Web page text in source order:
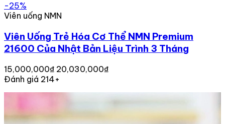
-25%
Viên uống NMN
Viên Uống Trẻ Hóa Cơ Thể NMN Premium
21600 Của Nhật Bản Liệu Trình 3 Tháng
15,000,000₫ 20,030,000₫
Đánh giá 214+